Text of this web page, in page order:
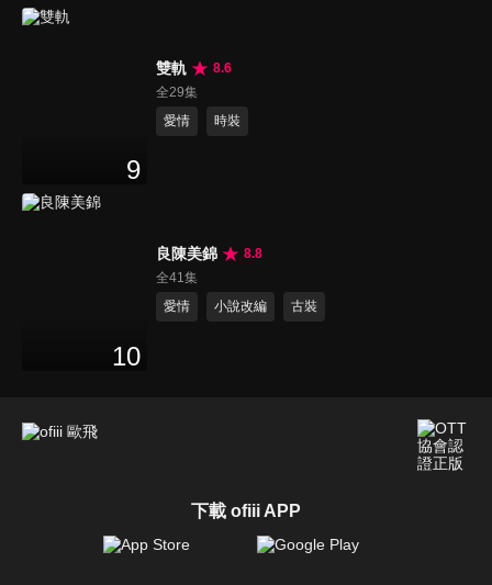
9
雙軌
8.6
全29集
愛情
時裝
10
良陳美錦
8.8
全41集
愛情
小說改編 古裝
下載 ofiii APP